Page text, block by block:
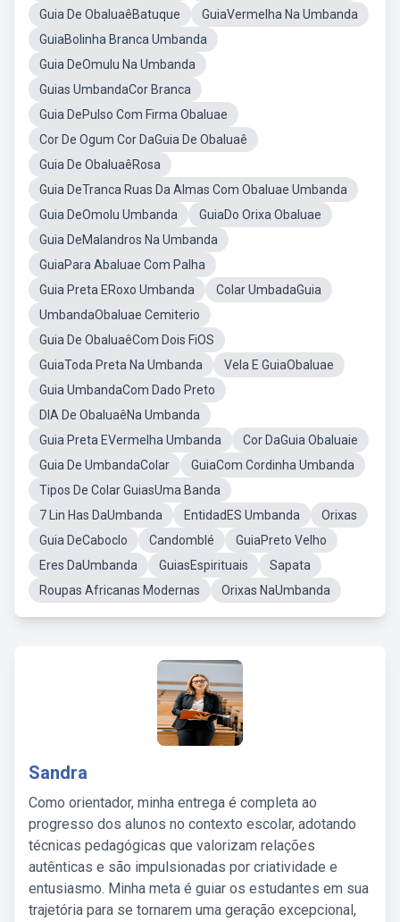
Guia De ObaluaêBatuque
GuiaVermelha Na Umbanda
GuiaBolinha Branca Umbanda
Guia DeOmulu Na Umbanda
Guias UmbandaCor Branca
Guia DePulso Com Firma Obaluae
Cor De Ogum Cor DaGuia De Obaluaê
Guia De ObaluaêRosa
Guia DeTranca Ruas Da Almas Com Obaluae Umbanda
Guia DeOmolu Umbanda
GuiaDo Orixa Obaluae
Guia DeMalandros Na Umbanda
GuiaPara Abaluae Com Palha
Guia Preta ERoxo Umbanda
Colar UmbadaGuia
UmbandaObaluae Cemiterio
Guia De ObaluaêCom Dois FiOS
GuiaToda Preta Na Umbanda
Vela E GuiaObaluae
Guia UmbandaCom Dado Preto
DIA De ObaluaêNa Umbanda
Guia Preta EVermelha Umbanda
Cor DaGuia Obaluaie
Guia De UmbandaColar
GuiaCom Cordinha Umbanda
Tipos De Colar GuiasUma Banda
7 Lin Has DaUmbanda
EntidadES Umbanda
Orixas
Guia DeCaboclo
Candomblé
GuiaPreto Velho
Eres DaUmbanda
GuiasEspirituais
Sapata
Roupas Africanas Modernas
Orixas NaUmbanda
Sandra
Como orientador, minha entrega é completa ao
progresso dos alunos no contexto escolar, adotando
técnicas pedagógicas que valorizam relações
autênticas e são impulsionadas por criatividade e
entusiasmo. Minha meta é guiar os estudantes em sua
trajetória para se tornarem uma geração excepcional,